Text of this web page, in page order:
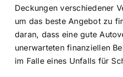
Deckungen verschiedener
um das beste Angebot zu
daran, dass eine gute
unerwarteten finanziellen
im Falle eines Unfalls für